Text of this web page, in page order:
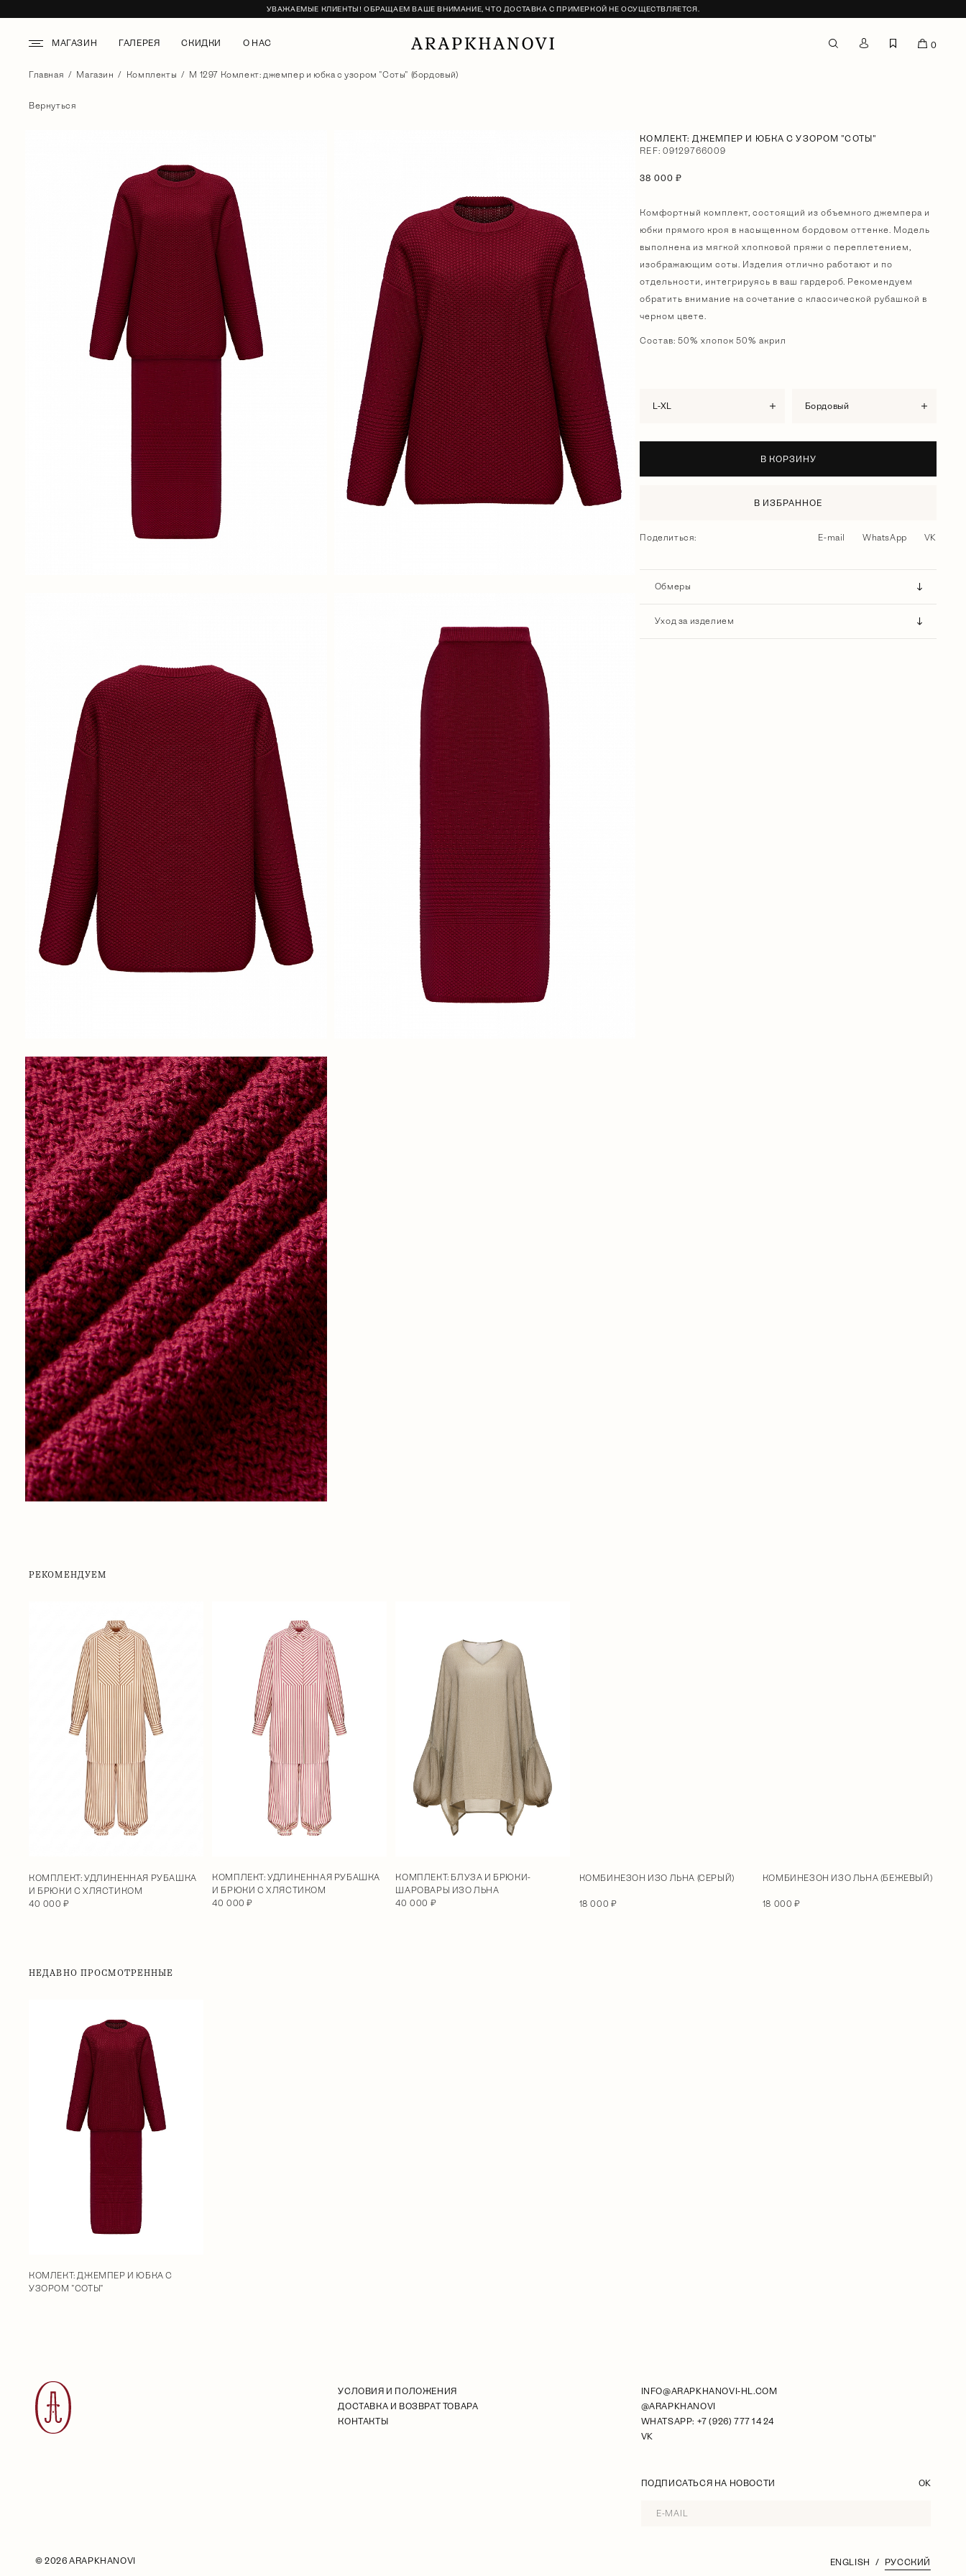
УВАЖАЕМЫЕ КЛИЕНТЫ! ОБРАЩАЕМ ВАШЕ ВНИМАНИЕ, ЧТО ДОСТАВКА С ПРИМЕРКОЙ НЕ ОСУЩЕСТВЛЯЕТСЯ.
МАГАЗИН ГАЛЕРЕЯ СКИДКИ О НАС 0
Главная Магазин Комплекты М 1297 Комлект: джемпер и юбка с узором "Соты" (бордовый)
Вернуться
КОМЛЕКТ: ДЖЕМПЕР И ЮБКА С УЗОРОМ "СОТЫ"
REF: 09129766009
38 000 ₽
Комфортный комплект, состоящий из объемного джемпера и
юбки прямого кроя в насыщенном бордовом оттенке. Модель
выполнена из мягкой хлопковой пряжи с переплетением,
изображающим соты. Изделия отлично работают и по
отдельности, интегрируясь в ваш гардероб. Рекомендуем
обратить внимание на сочетание с классической рубашкой в
черном цвете.
Состав: 50% хлопок 50% акрил
L-XL бордовый
В КОРЗИНУ
В ИЗБРАННОЕ
Поделиться: E-mail WhatsApp VK
Обмеры
Уход за изделием
РЕКОМЕНДУЕМ
КОМПЛЕКТ: УДЛИНЕННАЯ РУБАШКА
И БРЮКИ С ХЛЯСТИКОМ
40 000 ₽
КОМПЛЕКТ: УДЛИНЕННАЯ РУБАШКА
И БРЮКИ С ХЛЯСТИКОМ
40 000 ₽
КОМПЛЕКТ: БЛУЗА И БРЮКИ-
ШАРОВАРЫ ИЗО ЛЬНА
40 000 ₽
КОМБИНЕЗОН ИЗО ЛЬНА (СЕРЫЙ)
18 000 ₽
КОМБИНЕЗОН ИЗО ЛЬНА (БЕЖЕВЫЙ)
18 000 ₽
НЕДАВНО ПРОСМОТРЕННЫЕ
КОМЛЕКТ: ДЖЕМПЕР И ЮБКА С
УЗОРОМ "СОТЫ"
УСЛОВИЯ И ПОЛОЖЕНИЯ
ДОСТАВКА И ВОЗВРАТ ТОВАРА
КОНТАКТЫ
INFO@ARAPKHANOVI-HL.COM
@ARAPKHANOVI
WHATSAPP: +7 (926) 777 14 24
VK
ПОДПИСАТЬСЯ НА НОВОСТИ OK
ENGLISH РУССКИЙ
© 2026 ARAPKHANOVI